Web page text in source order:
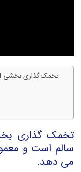
تخمک گذاری بخشی
تخمک گذاری
سالم است و
می دهد.